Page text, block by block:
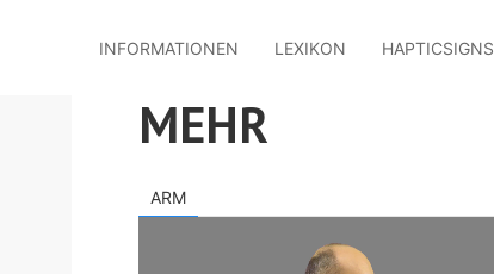
INFORMATIONEN LEXIKON HAPTICSIGNS
MEHR
ARM